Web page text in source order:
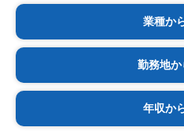
業種か
勤務地
年収か